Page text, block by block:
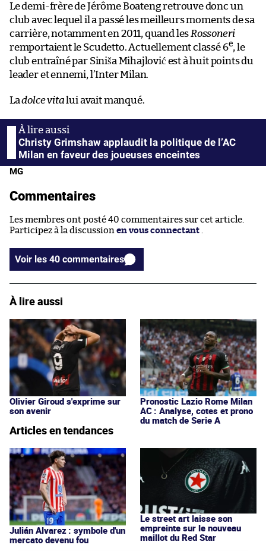
Le demi-frère de Jérôme Boateng retrouve donc un
club avec lequel il a passé les meilleurs moments de sa
carrière, notamment en 2011, quand les Rossoneri
remportaient le Scudetto. Actuellement classé 6e, le
club entraîné par Siniša Mihajlović est à huit points du
leader et ennemi, l’Inter Milan.
Ladolce vita lui avait manqué.
Christy Grimshaw applaudit la politique de l’AC
Milan en faveur des joueuses enceintes
MG
Commentaires
Les membres ont posté 40 commentaires sur cet article.
Participez à la discussion en vous connectant
Voir les 40 commentaires
À lire aussi
Olivier Giroud s'exprime sur
son avenir
Pronostic Lazio Rome Milan
AC : Analyse, cotes et prono
du match de Serie A
Articles en tendances
Julián Alvarez : symbole d'un
mercato devenu fou
Le street art laisse son
empreinte sur le nouveau
maillot du Red Star